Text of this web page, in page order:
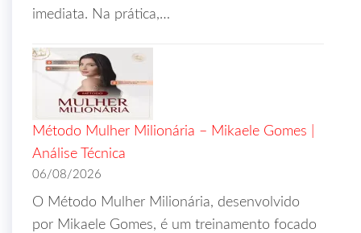
imediata. Na prática,…
Método Mulher Milionária – Mikaele Gomes |
Análise Técnica
06/08/2026
O Método Mulher Milionária, desenvolvido
por Mikaele Gomes, é um treinamento focado